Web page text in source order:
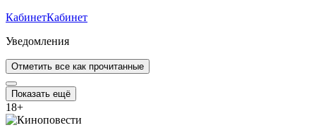
КабинетКабинет
Уведомления
Отметить все как прочитанные
Показать ещё
18+